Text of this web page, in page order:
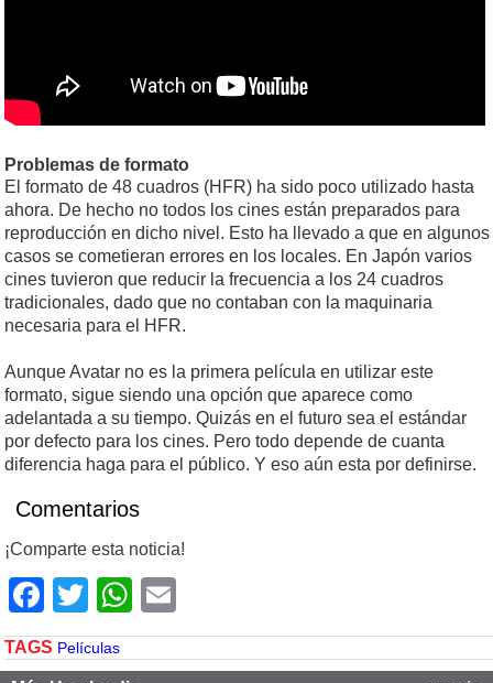
Problemas de formato
El formato de 48 cuadros (HFR) ha sido poco utilizado hasta
ahora. De hecho no todos los cines están preparados para
reproducción en dicho nivel. Esto ha llevado a que en algunos
casos se cometieran errores en los locales. En Japón varios
cines tuvieron que reducir la frecuencia a los 24 cuadros
tradicionales, dado que no contaban con la maquinaria
necesaria para el HFR.
Aunque Avatar no es la primera película en utilizar este
formato, sigue siendo una opción que aparece como
adelantada a su tiempo. Quizás en el futuro sea el estándar
por defecto para los cines. Pero todo depende de cuanta
diferencia haga para el público. Y eso aún esta por definirse.
Comentarios
¡Comparte esta noticia!
Facebook
TwitterWhatsApp
TAGS Películas